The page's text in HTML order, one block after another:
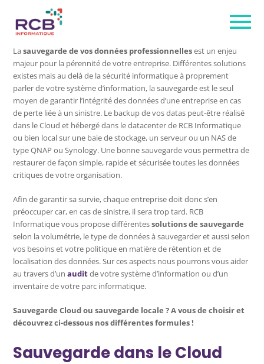
Lasauvegarde de vos données professionnellesest un enjeu
majeur pour la pérennité de votre entreprise. Différentes solutions
existes mais au delà de la sécurité informatique à proprement
parler de votre système d’information, la sauvegarde est le seul
moyen de garantir l’intégrité des données d’une entreprise en cas
de perte liée à un sinistre. Le backup de vos datas peut-être réalisé
dans le Cloud et hébergé dans le datacenter de RCB Informatique
ou bien local sur une baie de stockage, un serveur ou un NAS de
type QNAP ou Synology. Une bonne sauvegarde vous permettra de
restaurer de façon simple, rapide et sécurisée toutes les données
critiques de votre organisation.
Afin de garantir sa survie, chaque entreprise doit donc s’en
préoccuper car, en cas de sinistre, il sera trop tard. RCB
Informatique vous propose différentessolutions de sauvegarde
selon la volumétrie, le type de données à sauvegarder et aussi selon
vos besoins et votre politique en matière de rétention et de
localisation des données. Sur ces aspects nous pourrons vous aider
au travers d’unauditde votre système d’information ou d’un
inventaire de votre parc informatique.
Sauvegarde Cloud ou sauvegarde locale ? A vous de choisir et
découvrez ci-dessous nos différentes formules !
Sauvegarde dans le Cloud